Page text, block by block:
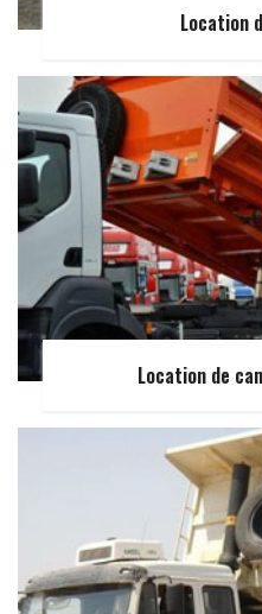
Location
Location de